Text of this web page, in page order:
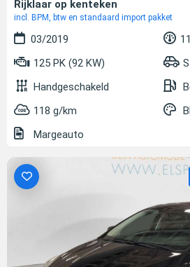
Rijklaar op kenteken
incl. BPM, btw en standaard import pakket
03/2019
125 PK (92 KW)
Handgeschakeld
118 g/km
Margeauto